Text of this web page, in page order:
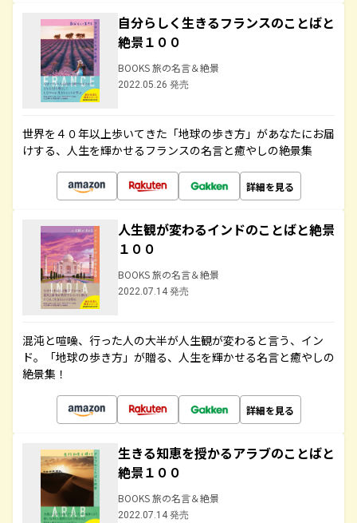
自分らしく生きるフランスのことばと
絶景１００
BOOKS 旅の名言＆絶景
2022.05.26 発売
世界を４０年以上歩いてきた「地球の歩き方」があなたにお届
けする、人生を輝かせるフランスの名言と癒やしの絶景集
詳細を見る
人生観が変わるインドのことばと絶景
１００
BOOKS 旅の名言＆絶景
2022.07.14 発売
混沌と喧噪、行った人の大半が人生観が変わると言う、イン
ド。「地球の歩き方」が贈る、人生を輝かせる名言と癒やしの
絶景集！
詳細を見る
生きる知恵を授かるアラブのことばと
絶景１００
BOOKS 旅の名言＆絶景
2022.07.14 発売